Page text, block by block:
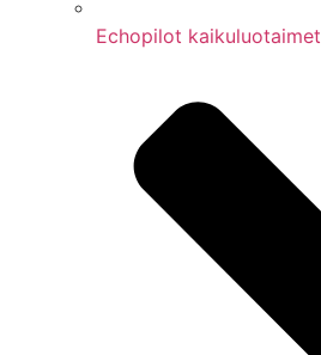
Echopilot kaikuluotaimet